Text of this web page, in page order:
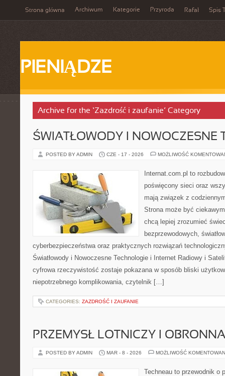
Strona główna Archiwum Kategorie Przyroda Rafał Spis
PIENIĄDZE
Archive for the ‘Zazdrość i zaufanie’ Category
ŚWIATŁOWODY I NOWOCZESNE
POSTED BY ADMIN CZE - 17 - 2026 MOŻLIWOŚĆ
Internat.com.pl to
poświęcony sieci oraz
mają związek z
Strona może być
chcą lepiej zrozumieć
bezprzewodowych,
cyberbezpieczeństwa oraz praktycznych rozwiązań
Światłowody i Nowoczesne Technologie i Internet Radiowy i
cyfrowa rzeczywistość zostaje pokazana w sposób bliski
niepotrzebnego komplikowania, czytelnik […]
CATEGORIES: ZAZDROŚĆ I ZAUFANIE
PRZEMYSŁ LOTNICZY I
POSTED BY ADMIN MAR - 8 - 2026 MOŻLIWOŚĆ
Techneau to przewodnik o